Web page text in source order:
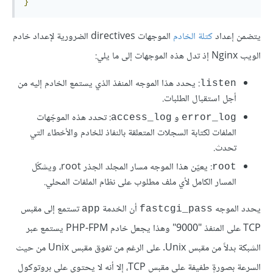
}
يتضمن إعدادكتلة الخادم
الموجهات directives الضرورية لإعداد خادم
الويب Nginx إذ تدل هذه الموجهات إلى ما يلي:
listen: يحدد هذا الموجه المنفذ الذي يستمع الخادم إليه من
أجل استقبال الطلبات.
error_log و access_log: تحدد هذه الموجّهات
الملفات لكتابة السجلات المتعلقة بالنفاذ للخادم والأخطاء التي
تحدث.
root
: يعيّن هذا الموجه مسار المجلد الجذر root، ويشكّل
المسار الكامل لأي ملف مطلوب على نظام الملفات المحلي.
يحدد الموجه fastcgi_pass أن الخدمة app تستمع إلى مقبس
TCP على المنفذ "9000" وهذا يجعل خادم PHP-FPM يستمع عبر
الشبكة بدلاً من مقبس Unix. على الرغم من تفوق مقبس Unix من حيث
السرعة بصورةٍ طفيفة على مقبس TCP، إلا أنه لا يحتوي على بروتوكول